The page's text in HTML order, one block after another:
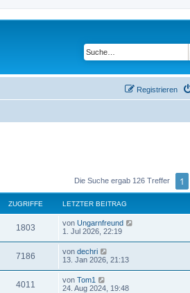
Registrieren
Die Suche ergab 126 Treffer 1
ZUGRIFFE LETZTER BEITRAG
1803 von Ungarnfreund
1. Jul 2026, 22:19
7186 von dechri
13. Jan 2026, 21:13
4011 von Tom1
24. Aug 2024, 19:48